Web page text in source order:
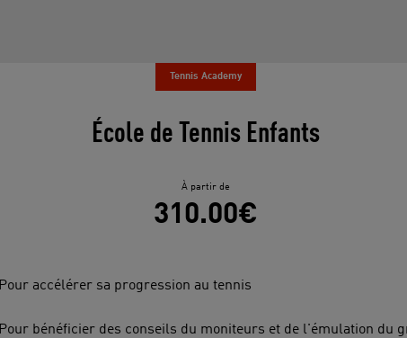
Tennis Academy
École de Tennis Enfants
À partir de
310.00€
Pour accélérer sa progression au tennis
Pour bénéficier des conseils du moniteurs et de l'émulation du